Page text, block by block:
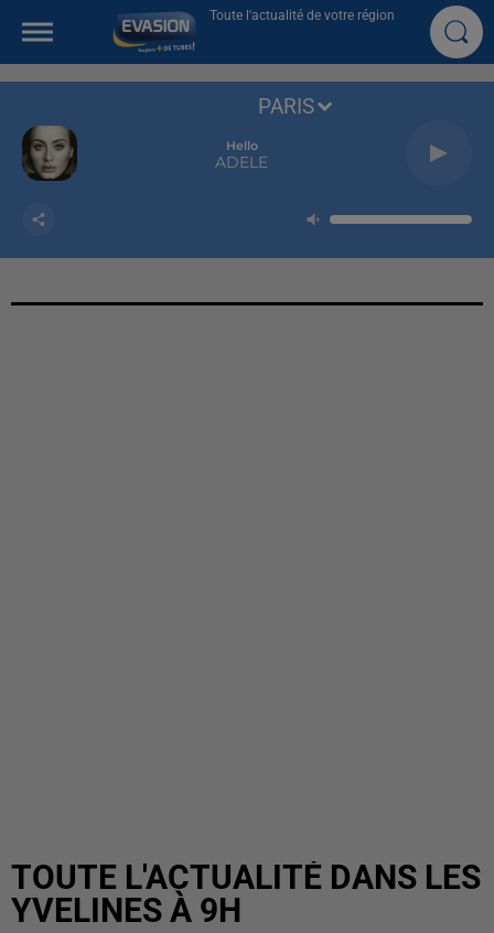
Toute l'actualité de votre région
Hello
ADELE
PARIS
TOUTE L'ACTUALITÉ DANS LES
YVELINES À 9H